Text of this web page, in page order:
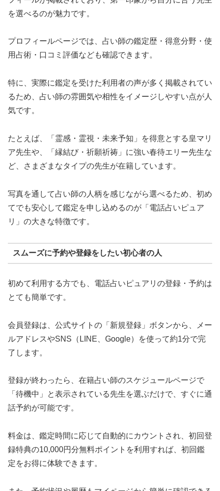
を選べるのが魅力です。
プロフィールページでは、占い師の鑑定歴・得意分野・使
用占術・口コミ評価なども確認できます。
特に、実際に鑑定を受けた利用者の声が多く掲載されてい
るため、占い師の雰囲気や相性をイメージしやすい点が人
気です。
たとえば、「霊感・霊視・未来予知」を得意とする皇マリ
ア先生や、「縁結び・祈願祈祷」に強い春待エリー先生な
ど、さまざまなタイプの先生が在籍しています。
写真を通して占い師の人柄を感じながら選べるため、初め
てでも安心して鑑定を申し込めるのが「電話占いピュア
リ」の大きな特徴です。
スムーズに予約や登録をしたい初心者の人
初めて利用する方でも、電話占いピュアリの登録・予約は
とても簡単です。
会員登録は、公式サイトの「新規登録」ボタンから、メー
ルアドレスやSNS（LINE、Google）を使って約1分で完
了します。
登録が終わったら、在籍占い師のスケジュールページで
「待機中」と表示されている先生を選ぶだけで、すぐに通
話予約が可能です。
料金は、鑑定時間に応じて自動的にカウントされ、初回登
録特典の10,000円分無料ポイントを利用すれば、初回鑑
定をお得に体験できます。